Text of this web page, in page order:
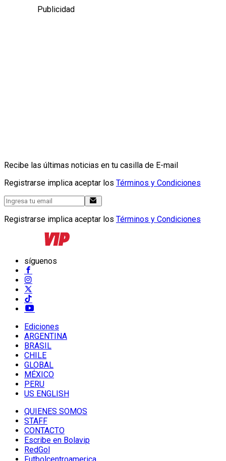
Publicidad
Recibe las últimas noticias en tu casilla de E-mail
Registrarse implica aceptar los Términos y Condiciones
Registrarse implica aceptar los Términos y Condiciones
síguenos
Ediciones
ARGENTINA
BRASIL
CHILE
GLOBAL
MÉXICO
PERU
US ENGLISH
QUIENES SOMOS
STAFF
CONTACTO
Escribe en Bolavip
RedGol